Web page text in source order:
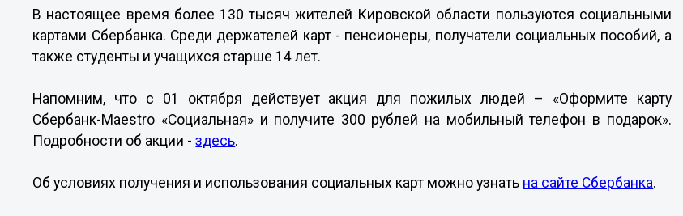
В настоящее время более 130 тысяч жителей Кировской области пользуются социальными
картами Сбербанка. Среди держателей карт - пенсионеры, получатели социальных пособий, а
также студенты и учащихся старше 14 лет.
Напомним, что с 01 октября действует акция для пожилых людей – «Оформите карту
Сбербанк-Maestrо «Социальная» и получите 300 рублей на мобильный телефон в подарок».
Подробности об акции -здесь.
Об условиях получения и использования социальных карт можно узнать на сайте Сбербанка.